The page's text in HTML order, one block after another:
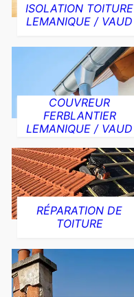
ISOLATION TOITURE
LEMANIQUE / VAUD
COUVREUR
FERBLANTIER
LEMANIQUE / VAUD
RÉPARATION DE
TOITURE